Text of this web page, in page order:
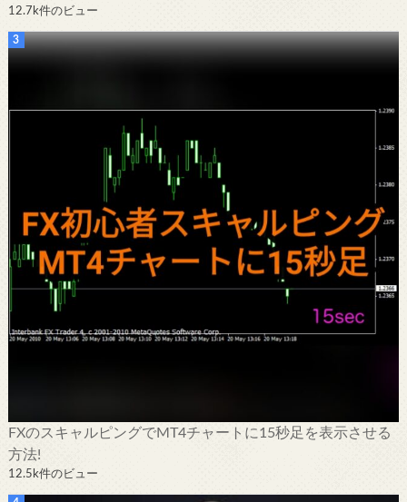
12.7k件のビュー
FXのスキャルピングでMT4チャートに15秒足を表示させる
方法!
12.5k件のビュー